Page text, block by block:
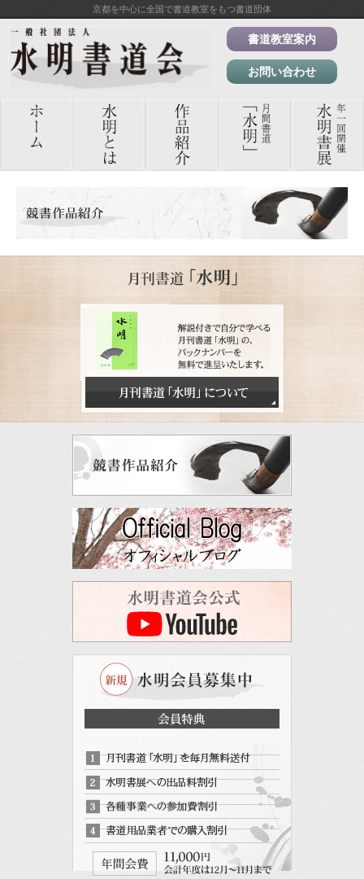
京都を中心に全国で書道教室をもつ書道団体
書道教室案内
お問い合わせ